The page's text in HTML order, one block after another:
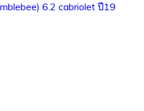
6.2 cabriolet ปี19